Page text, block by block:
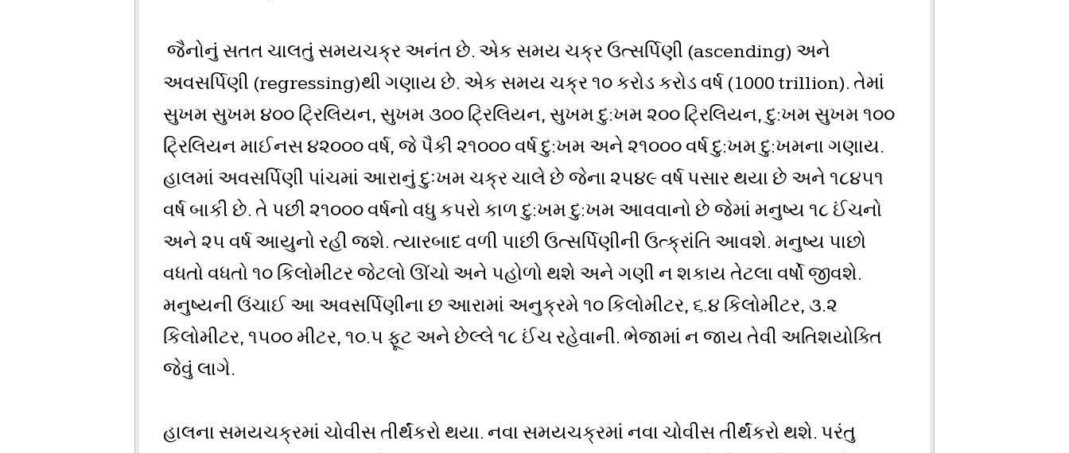
જૈનોનું સતત ચાલતું સમયચક્ર અનંત છે. એક સમય ચક્ર ઉત્સર્પિણી (ascending) અને
અવસર્પિણી (regressing)થી ગણાય છે. એક સમય ચક્ર ૧૦ કરોડ કરોડ વર્ષ (1000 trillion). તેમાં
સુખમ સુખમ ૪૦૦ ટ્રિલિયન, સુખમ ૩૦૦ ટ્રિલિયન, સુખમ દુ:ખમ ૨૦૦ ટ્રિલિયન, દુ:ખમ સુખમ ૧૦૦
ટ્રિલિયન માઈનસ ૪૨૦૦૦ વર્ષ, જે પૈકી ૨૧૦૦૦ વર્ષ દુ:ખમ અને ૨૧૦૦૦ વર્ષ દુ:ખમ દુ:ખમના ગણાય.
હાલમાં અવસર્પિણી પાંચમાં આરાનું દુઃખમ ચક્ર ચાલે છે જેના ૨૫૪૯ વર્ષ પસાર થયા છે અને ૧૮૪૫૧
વર્ષ બાકી છે. તે પછી ૨૧૦૦૦ વર્ષનો વધુ કપરો કાળ દુ:ખમ દુ:ખમ આવવાનો છે જેમાં મનુષ્ય ૧૮ ઈંચનો
અને ૨૫ વર્ષ આયુનો રહી જશે. ત્યારબાદ વળી પાછી ઉત્સર્પિણીની ઉત્ક્રાંતિ આવશે. મનુષ્ય પાછો
વધતો વધતો ૧૦ કિલોમીટર જેટલો ઊંચો અને પહોળો થશે અને ગણી ન શકાય તેટલા વર્ષો જીવશે.
મનુષ્યની ઉંચાઈ આ અવસર્પિણીના છ આરામાં અનુક્રમે ૧૦ કિલોમીટર, ૬.૪ કિલોમીટર, ૩.૨
કિલોમીટર, ૧૫૦૦ મીટર, ૧૦.૫ ફૂટ અને છેલ્લે ૧૮ ઈંચ રહેવાની. ભેજામાં ન જાય તેવી અતિશયોક્તિ
જેવું લાગે.
હાલના સમયચક્રમાં ચોવીસ તીર્થંકરો થયા. નવા સમયચક્રમાં નવા ચોવીસ તીર્થંકરો થશે. પરંતુ